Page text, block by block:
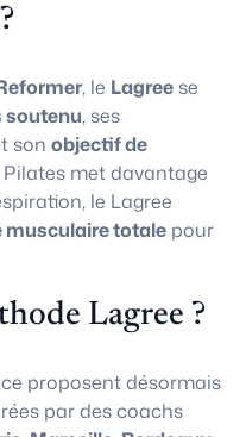
, le Lagree se
soutenu, ses
son objectif de
Pilates met davantage
le Lagree
totale pour
Lagree ?
proposent désormais
par des coachs